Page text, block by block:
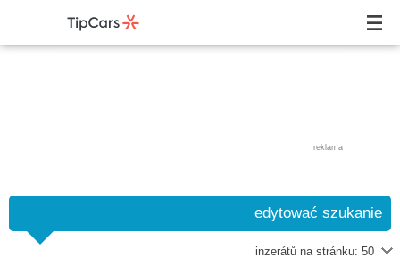
reklama
edytować szukanie
inzerátů na stránku: 50